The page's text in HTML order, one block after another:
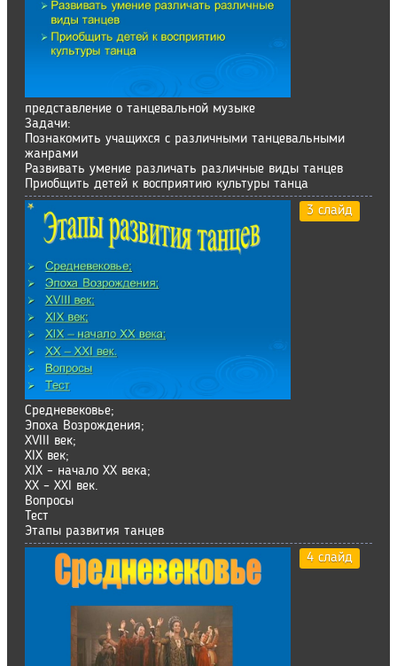
представление о танцевальной музыке
Задачи:
Познакомить учащихся с различными танцевальными
жанрами
Развивать умение различать различные виды танцев
Приобщить детей к восприятию культуры танца
3 слайд
Средневековье;
Эпоха Возрождения;
XVIII век;
XIX век;
XIX – начало XX века;
XX – XXI век.
Вопросы
Тест
Этапы развития танцев
4 слайд